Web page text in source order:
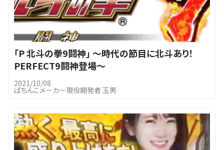
｢P 北斗の拳9闘神」 ～時代の節目に北斗あり！
PERFECT9闘神登場～
2021/10/08
ぱちんこメーカー現役開発者 玉男